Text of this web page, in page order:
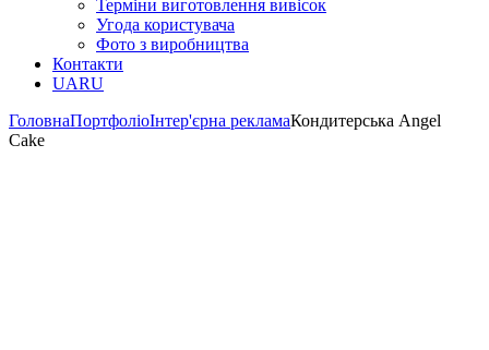
Терміни виготовлення вивісок
Угода користувача
Фото з виробництва
Контакти
UARU
ГоловнаПортфоліоІнтер'єрна рекламаКондитерська Angel
Cake